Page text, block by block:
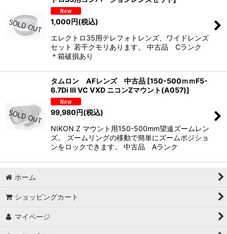
1,000円(税込)
エレクトロ35用テレフォトレンズ、ワイドレンズ
セット 若干クモリあります。 中古品 Cランク
＊箱破損あり
タムロン AFレンズ 中古品 [150-500ｍｍF5-
6.7Di III VC VXD ニコンZマウント(A057)]
99,980円(税込)
NIKON Z マウント用150-500mm望遠ズームレン
ズ。 ズームリングの移動で簡単にズームポジショ
ンをロックできます。 中古品 Aランク
ホーム
ショッピングカート
マイページ